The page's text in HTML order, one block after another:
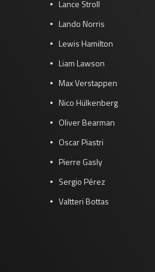
Lance Stroll
Lando Norris
Lewis Hamilton
Liam Lawson
Max Verstappen
Nico Hülkenberg
Oliver Bearman
Oscar Piastri
Pierre Gasly
Sergio Pérez
Valtteri Bottas